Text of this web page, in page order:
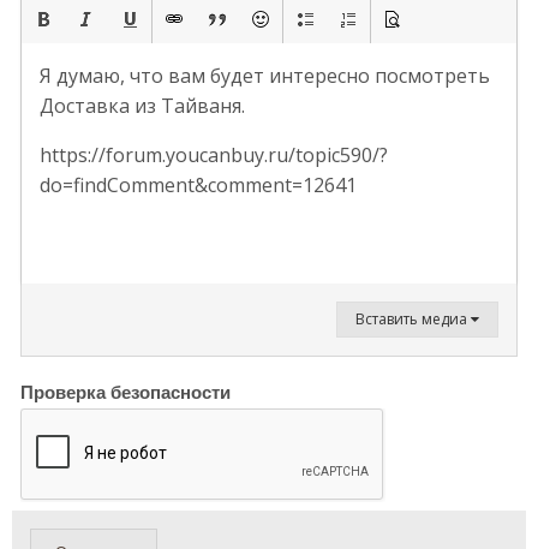
Я думаю, что вам будет интересно посмотреть
Доставка из Тайваня.
https://forum.youcanbuy.ru/topic590/?
do=findComment&comment=12641
Вставить медиа
Проверка безопасности